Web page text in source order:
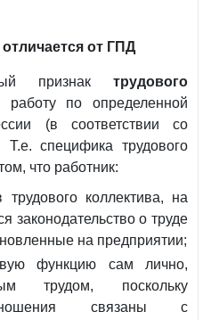
от ГПД
признак трудового
по определенной
(в соответствии со
специфика трудового
что работник:
трудового коллектива, на
законодательство о труде
на предприятии;
функцию сам лично,
трудом, поскольку
связаны с